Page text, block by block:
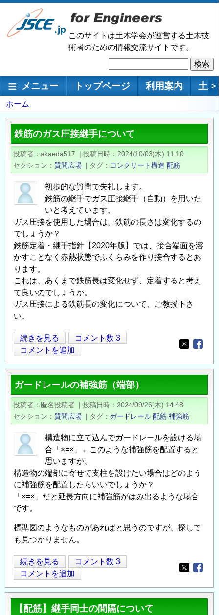
メ
ン
移
このサイトは土木学会が運営する土木技
術者のための情報交流サイトです。
索
メインナビゲーション
メニュー トップページ 利用案内 土 >
パ
ン
く
ず
ホーム
鉄筋のガス圧接継手について
投稿者 akaeda517 | 投稿日時
2024/10/03(木) 11:10
セクション
質問広場 | タグ コンクリート構造 配筋
初歩的な質問で失礼します。
鉄筋の継手でガス圧接継手（自動）を用いた
いと考えています。
ガス圧接を使用した場合は、鉄筋の長さは変化するの
でしょうか？
鉄筋定着・継手指針【2020年版】では、接合端面を溶
かすことなく赤熱状態でふくらみを作り接合するとあ
ります。
これは、あくまで鉄筋長は変化せず、定着すると考え
て良いのでしょうか。
ガス圧接による鉄筋長の変化について、ご教授下さ
い。
鉄
筋
の
ガ
ス
圧
継
手
に
い
て
の
続きを見る
コメント数 3
コメントを追加
Opens in
ガードレールの補強筋（端部）
投稿者 匿名投稿者 | 投稿日時
2024/09/26(木) 14:48
セクション
質問広場 | タグ ガードレール 配筋 補強筋
構造物に立て込んでガードレールを設ける場
合「×=×」←このような補強筋を配置すると
思いますが、
構造物の端部に寄せて支柱を設けたい場合はどのよう
に補強筋を配置したらいいでしょうか？
「×=×」だと延長方向に補強筋がはみ出るような場合
です。
標準図のようなものがあればと思うのですが、探して
も見つかりません。
ガ
ー
ド
レ
ー
続きを見る
コメント数 3
コメントを追加
Opens in
【配筋】継手同士の間隔について